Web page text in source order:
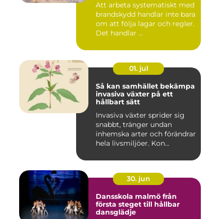
Att arbeta systematiskt med
brandskydd handlar inte bara
om att följa lagar och regler.
Det handlar ...
01. jul
Så kan samhället bekämpa
invasiva växter på ett
hållbart sätt
Invasiva växter sprider sig
snabbt, tränger undan
inhemska arter och förändrar
hela livsmiljöer. Kon...
30. jun
Dansskola malmö från
första steget till hållbar
dansglädje